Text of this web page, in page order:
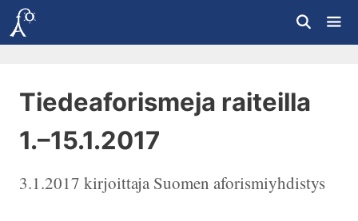
Siirry
sisältöön
Tiedeaforismeja raiteilla
1.–15.1.2017
3.1.2017 kirjoittajaSuomen aforismiyhdistys